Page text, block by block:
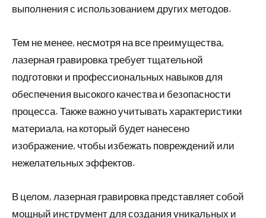
выполнения с использованием других методов.
Тем не менее, несмотря на все преимущества,
лазерная гравировка требует тщательной
подготовки и профессиональных навыков для
обеспечения высокого качества и безопасности
процесса. Также важно учитывать характеристики
материала, на который будет нанесено
изображение, чтобы избежать повреждений или
нежелательных эффектов.
В целом, лазерная гравировка представляет собой
мощный инструмент для создания уникальных и